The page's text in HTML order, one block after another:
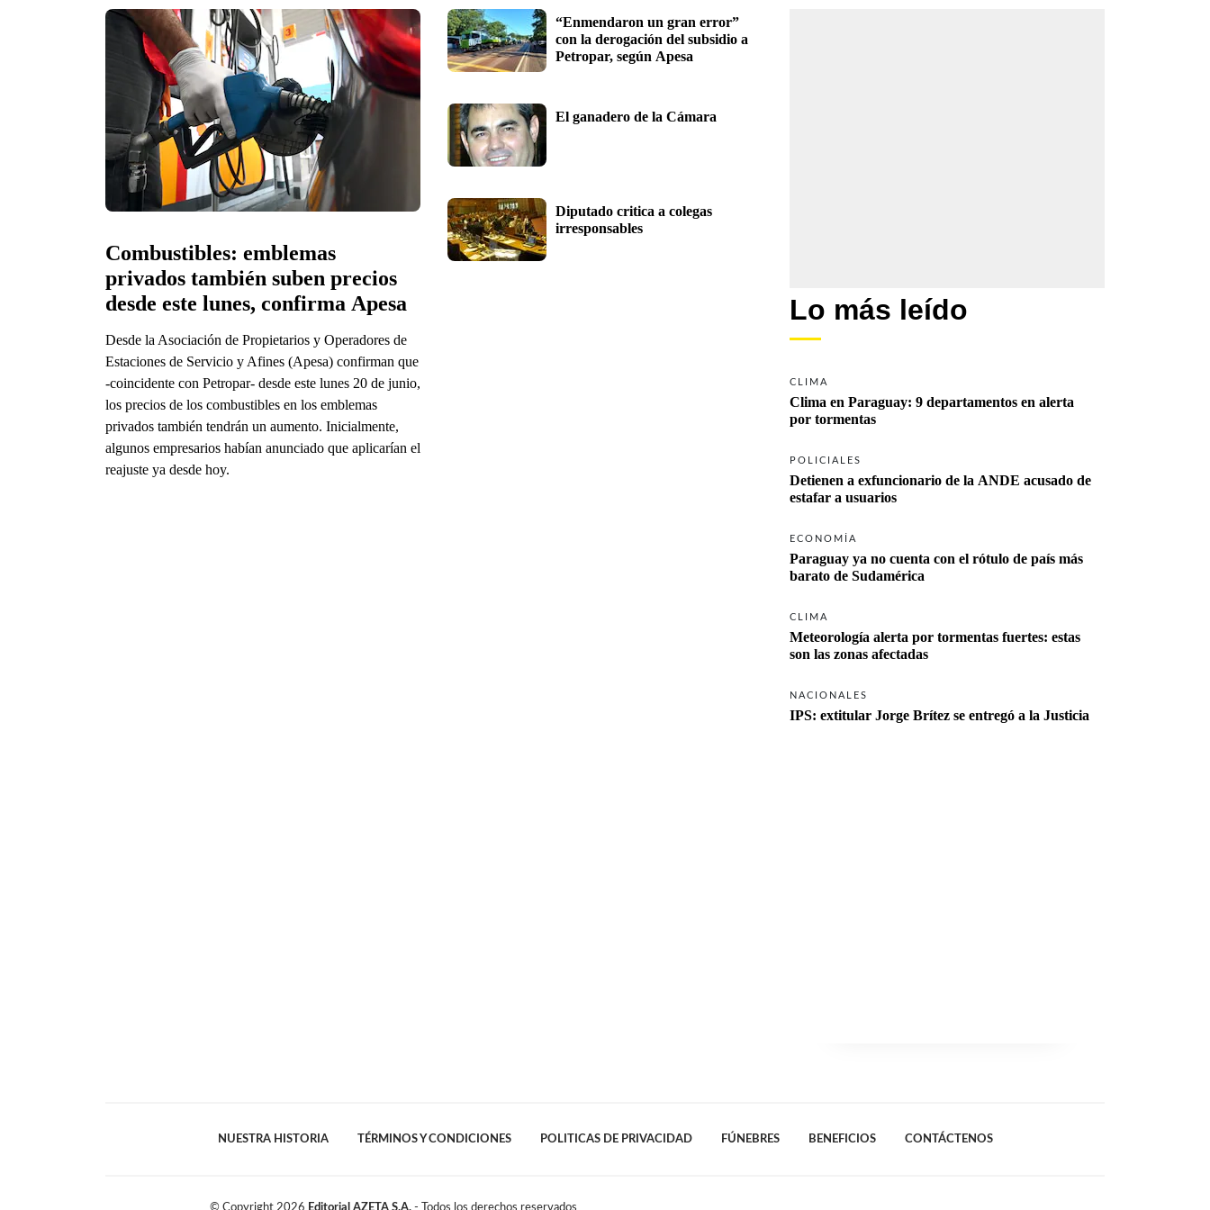
Combustibles: emblemas
privados también suben precios
desde este lunes, confirma Apesa
Desde la Asociación de Propietarios y Operadores de
Estaciones de Servicio y Afines (Apesa) confirman que
-coincidente con Petropar- desde este lunes 20 de junio,
los precios de los combustibles en los emblemas
privados también tendrán un aumento. Inicialmente,
algunos empresarios habían anunciado que aplicarían el
reajuste ya desde hoy.
“Enmendaron un gran error”
con la derogación del subsidio a
Petropar, según Apesa
El ganadero de la Cámara
Diputado critica a colegas
irresponsables
Lo más leído
CLIMA
Clima en Paraguay: 9 departamentos en alerta
por tormentas
POLICIALES
Detienen a exfuncionario de la ANDE acusado de
estafar a usuarios
ECONOMÍA
Paraguay ya no cuenta con el rótulo de país más
barato de Sudamérica
CLIMA
Meteorología alerta por tormentas fuertes: estas
son las zonas afectadas
NACIONALES
IPS: extitular Jorge Brítez se entregó a la Justicia
NUESTRA HISTORIA TÉRMINOS Y CONDICIONES POLITICAS DE PRIVACIDAD FÚNEBRES BENEFICIOS CONTÁCTENOS
© Copyright 2026 Editorial AZETA S.A. - Todos los derechos reservados